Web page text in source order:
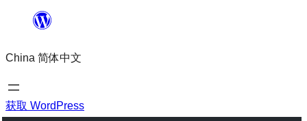
内
容
China 简体中文
获取 WordPress